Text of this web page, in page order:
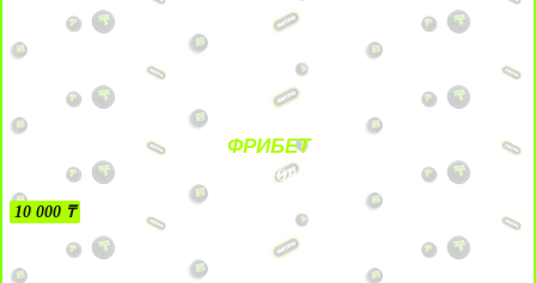
ФРИБЕТ
БЕЗ УСЛОВИЙ
10 000 ₸